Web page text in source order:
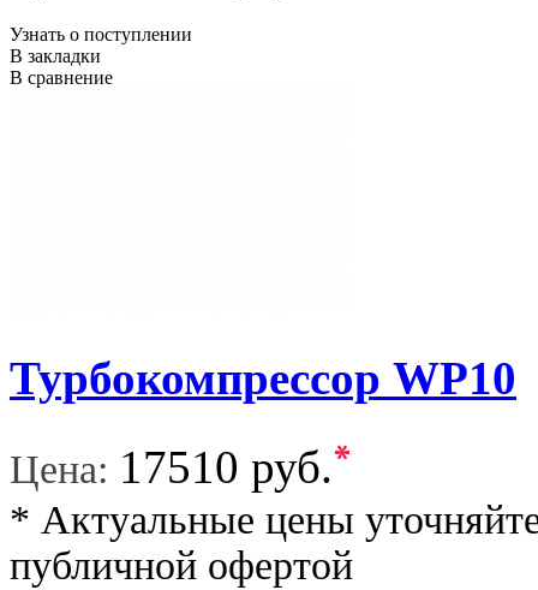
Узнать о поступлении
В закладки
В сравнение
Турбокомпрессор WP10
Цена: 17510 руб.*
* Актуальные цены
публичной офертой